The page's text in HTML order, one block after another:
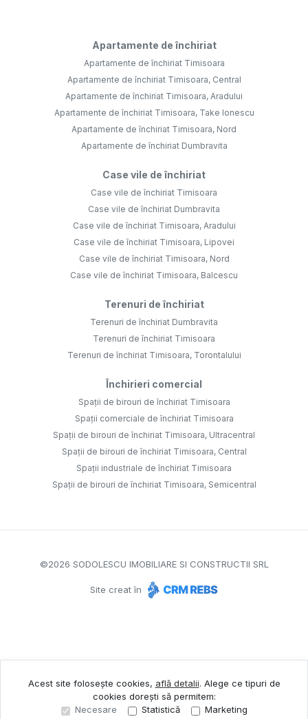
Apartamente de închiriat
Apartamente de închiriat Timisoara
Apartamente de închiriat Timisoara, Central
Apartamente de închiriat Timisoara, Aradului
Apartamente de închiriat Timisoara, Take Ionescu
Apartamente de închiriat Timisoara, Nord
Apartamente de închiriat Dumbravita
Case vile de închiriat
Case vile de închiriat Timisoara
Case vile de închiriat Dumbravita
Case vile de închiriat Timisoara, Aradului
Case vile de închiriat Timisoara, Lipovei
Case vile de închiriat Timisoara, Nord
Case vile de închiriat Timisoara, Balcescu
Terenuri de închiriat
Terenuri de închiriat Dumbravita
Terenuri de închiriat Timisoara
Terenuri de închiriat Timisoara, Torontalului
Închirieri comercial
Spații de birouri de închiriat Timisoara
Spații comerciale de închiriat Timisoara
Spații de birouri de închiriat Timisoara, Ultracentral
Spații de birouri de închiriat Timisoara, Central
Spații industriale de închiriat Timisoara
Spații de birouri de închiriat Timisoara, Semicentral
©2026 SODOLESCU IMOBILIARE SI CONSTRUCTII SRL
Site creat în
Acest site folosește cookies, află detalii. Alege ce tipuri de
cookies dorești să permitem:
Necesare
Statistică Marketing